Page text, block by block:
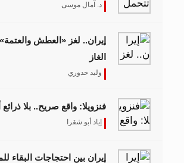
د. آمال موسى
إيران.. لغز «العطش
الغاز
وليد خدوري
فنزويلا: واقع صريح.. بلا ذرائع
إياد أبو شقرا
إيران بين احتجاجات البقاء